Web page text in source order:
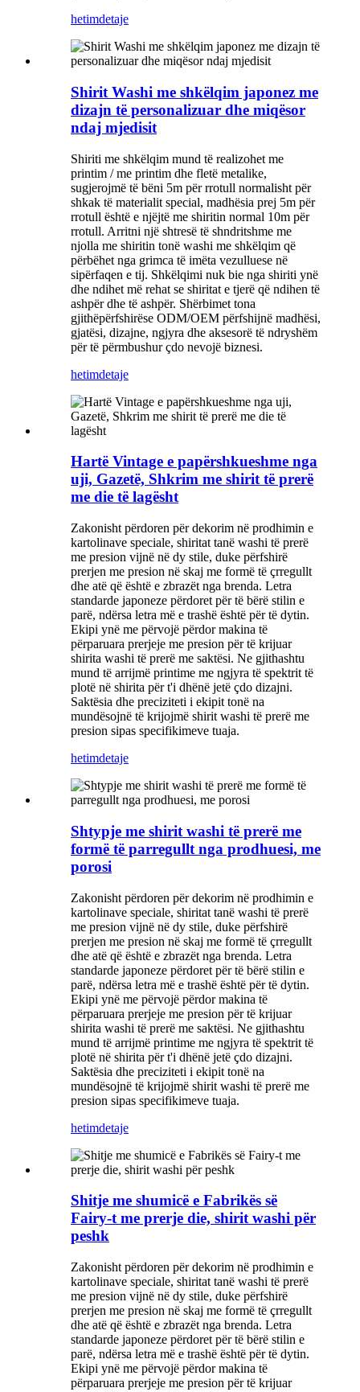
hetimdetaje
Shirit Washi me shkëlqim japonez me
dizajn të personalizuar dhe miqësor
ndaj mjedisit
Shiriti me shkëlqim mund të realizohet me
printim / me printim dhe fletë metalike,
sugjerojmë të bëni 5m për rrotull normalisht për
shkak të materialit special, madhësia prej 5m për
rrotull është e njëjtë me shiritin normal 10m për
rrotull. Arritni një shtresë të shndritshme me
njolla me shiritin tonë washi me shkëlqim që
përbëhet nga grimca të imëta vezulluese në
sipërfaqen e tij. Shkëlqimi nuk bie nga shiriti ynë
dhe ndihet më rehat se shiritat e tjerë që ndihen të
ashpër dhe të ashpër. Shërbimet tona
gjithëpërfshirëse ODM/OEM përfshijnë madhësi,
gjatësi, dizajne, ngjyra dhe aksesorë të ndryshëm
për të përmbushur çdo nevojë biznesi.
hetimdetaje
Hartë Vintage e papërshkueshme nga
uji, Gazetë, Shkrim me shirit të prerë
me die të lagësht
Zakonisht përdoren për dekorim në prodhimin e
kartolinave speciale, shiritat tanë washi të prerë
me presion vijnë në dy stile, duke përfshirë
prerjen me presion në skaj me formë të çrregullt
dhe atë që është e zbrazët nga brenda. Letra
standarde japoneze përdoret për të bërë stilin e
parë, ndërsa letra më e trashë është për të dytin.
Ekipi ynë me përvojë përdor makina të
përparuara prerjeje me presion për të krijuar
shirita washi të prerë me saktësi. Ne gjithashtu
mund të arrijmë printime me ngjyra të spektrit të
plotë në shirita për t'i dhënë jetë çdo dizajni.
Saktësia dhe preciziteti i ekipit tonë na
mundësojnë të krijojmë shirit washi të prerë me
presion sipas specifikimeve tuaja.
hetimdetaje
Shtypje me shirit washi të prerë me
formë të parregullt nga prodhuesi, me
porosi
Zakonisht përdoren për dekorim në prodhimin e
kartolinave speciale, shiritat tanë washi të prerë
me presion vijnë në dy stile, duke përfshirë
prerjen me presion në skaj me formë të çrregullt
dhe atë që është e zbrazët nga brenda. Letra
standarde japoneze përdoret për të bërë stilin e
parë, ndërsa letra më e trashë është për të dytin.
Ekipi ynë me përvojë përdor makina të
përparuara prerjeje me presion për të krijuar
shirita washi të prerë me saktësi. Ne gjithashtu
mund të arrijmë printime me ngjyra të spektrit të
plotë në shirita për t'i dhënë jetë çdo dizajni.
Saktësia dhe preciziteti i ekipit tonë na
mundësojnë të krijojmë shirit washi të prerë me
presion sipas specifikimeve tuaja.
hetimdetaje
Shitje me shumicë e Fabrikës së
Fairy-t me prerje die, shirit washi për
peshk
Zakonisht përdoren për dekorim në prodhimin e
kartolinave speciale, shiritat tanë washi të prerë
me presion vijnë në dy stile, duke përfshirë
prerjen me presion në skaj me formë të çrregullt
dhe atë që është e zbrazët nga brenda. Letra
standarde japoneze përdoret për të bërë stilin e
parë, ndërsa letra më e trashë është për të dytin.
Ekipi ynë me përvojë përdor makina të
përparuara prerjeje me presion për të krijuar